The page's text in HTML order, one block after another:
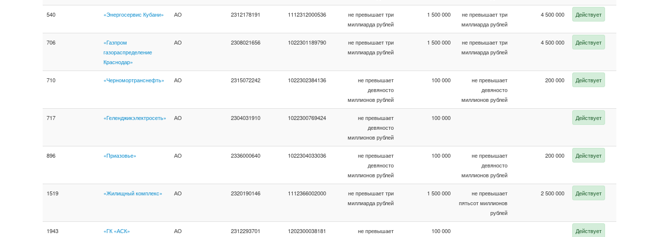
540 «Энергосервис Кубани» АО 2312178191 1112312000536
не превышает три
миллиарда рублей
1 500 000
не превышает три
миллиарда рублей
4 500 000 Действует
706
«Газпром
газораспределение
Краснодар»
АО 2308021656 1022301189790
не превышает три
миллиарда рублей
1 500 000
не превышает три
миллиарда рублей
4 500 000 Действует
710 «Черномортранснефть» АО 2315072242 1022302384136
не превышает
девяносто
миллионов рублей
100 000
не превышает
девяносто
миллионов рублей
200 000 Действует
717 «Геленджикэлектросеть» АО 2304031910 1022300769424
не превышает
девяносто
миллионов рублей
100 000 Действует
896 «Приазовье» АО 2336000640 1022304033036
не превышает
девяносто
миллионов рублей
100 000
не превышает
девяносто
миллионов рублей
200 000 Действует
1519 «Жилищный комплекс» АО 2320190146 1112366002000
не превышает три
миллиарда рублей
1 500 000
не превышает
пятьсот миллионов
рублей
2 500 000 Действует
1943 «ГК «АСК» АО 2312293701 1202300038181
не превышает
100 000 Действует